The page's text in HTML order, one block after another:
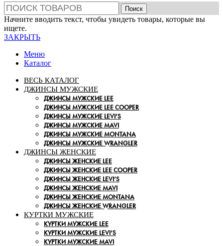
Поиск
Начните вводить текст, чтобы увидеть товары, которые вы
ищете.
ЗАКРЫТЬ
Меню
Каталог
ВЕСЬ КАТАЛОГ
ДЖИНСЫ МУЖСКИЕ
ДЖИНСЫ МУЖСКИЕ LEE
ДЖИНСЫ МУЖСКИЕ LEE COOPER
ДЖИНСЫ МУЖСКИЕ LEVI’S
ДЖИНСЫ МУЖСКИЕ MAVI
ДЖИНСЫ МУЖСКИЕ MONTANA
ДЖИНСЫ МУЖСКИЕ WRANGLER
ДЖИНСЫ ЖЕНСКИЕ
ДЖИНСЫ ЖЕНСКИЕ LEE
ДЖИНСЫ ЖЕНСКИЕ LEE COOPER
ДЖИНСЫ ЖЕНСКИЕ LEVI’S
ДЖИНСЫ ЖЕНСКИЕ MAVI
ДЖИНСЫ ЖЕНСКИЕ MONTANA
ДЖИНСЫ ЖЕНСКИЕ WRANGLER
КУРТКИ МУЖСКИЕ
КУРТКИ МУЖСКИЕ LEE
КУРТКИ МУЖСКИЕ LEVI’S
КУРТКИ МУЖСКИЕ MAVI